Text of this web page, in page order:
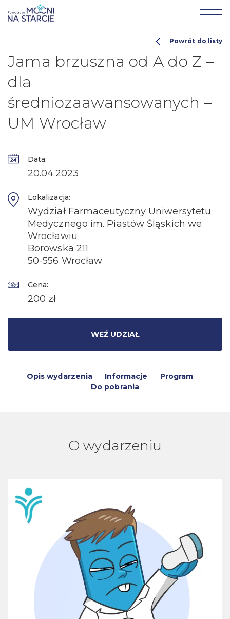
Jama brzuszna od A do Z –
dla
średniozaawansowanych –
UM Wrocław
Powrót do listy
Data:
20.04.2023
Lokalizacja:
Wydział Farmaceutyczny Uniwersytetu
Medycznego im. Piastów Śląskich we
Wrocławiu
Borowska 211
50-556 Wrocław
Cena:
200 zł
WEŹ UDZIAŁ
Opis wydarzenia Informacje
Program
Do pobrania
O wydarzeniu